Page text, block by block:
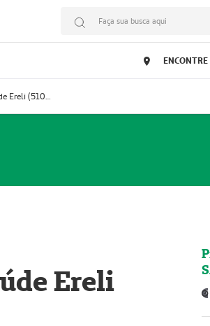
Faça sua busca aqui
Prestador Essencial Gestão em Saúde Ereli (51004354-7)
Ereli